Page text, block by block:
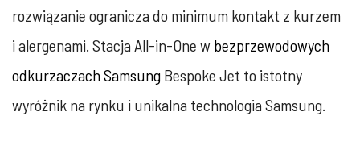
rozwiązanie ogranicza do minimum kontakt z kurzem
i alergenami. Stacja All-in-One w bezprzewodowych
odkurzaczach Samsung Bespoke Jet to istotny
wyróżnik na rynku i unikalna technologia Samsung.